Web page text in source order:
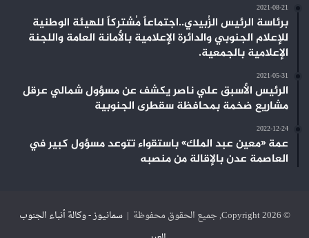
2021-08-21
برئاسة الرئيس الزُبيدي..اجتماعاً مُشتركاً للهيئة الوطنية
للإعلام الجنوبي والدائرة الإعلامية بالأمانة العامة واللجنة
الإعلامية بالجمعية.
2021-05-31
الرئيس الأسبق علي ناصر يكشف عن مسؤول شمالي عرقل
مشاريع ضخمة بمحافظة سقطرى الجنوبية
2022-12-24
عمة «معين عبد الملك» باستقواء تتوعد مسؤول كبير في
العاصمة عدن بالإقالة من منصبه
© Copyright 2026, جميع الحقوق محفوظة |
سمانيوز - وكالة أنباء الجنوب